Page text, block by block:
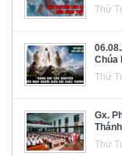
Thứ
Chúa
Thứ
Gx.
Thứ